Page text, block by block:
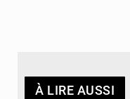
À LIRE AUSSI